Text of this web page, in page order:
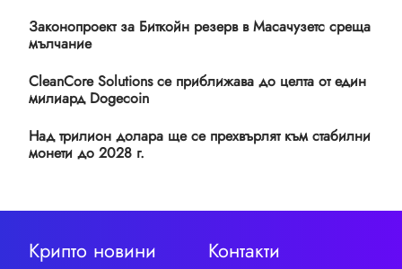
Законопроект за Биткойн резерв в Масачузетс среща
мълчание
CleanCore Solutions се приближава до целта от един
милиард Dogecoin
Над трилион долара ще се прехвърлят към стабилни
монети до 2028 г.
Крипто новини Контакти